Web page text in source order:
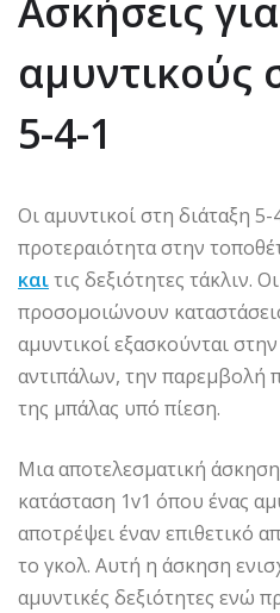
Ασκήσεις για
αμυντικούς
5-4-1
Οι αμυντικοί στη διάταξη
προτεραιότητα στην
καιτις δεξιότητες τάκλιν.
προσομοιώνουν
αμυντικοί εξασκούνται
αντιπάλων, την παρεμβολή
της μπάλας υπό πίεση.
Μια αποτελεσματική
κατάσταση 1v1 όπου ένας
αποτρέψει έναν επιθετικό
το γκολ. Αυτή η άσκηση
αμυντικές δεξιότητες ενώ